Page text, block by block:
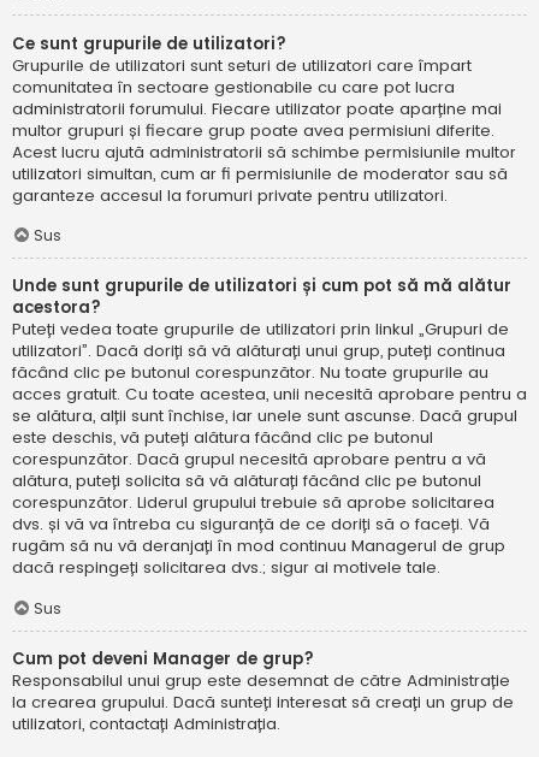
Ce sunt grupurile de utilizatori?
Grupurile de utilizatori sunt seturi de utilizatori care împart
comunitatea în sectoare gestionabile cu care pot lucra
administratorii forumului. Fiecare utilizator poate aparține mai
multor grupuri și fiecare grup poate avea permisiuni diferite.
Acest lucru ajută administratorii să schimbe permisiunile multor
utilizatori simultan, cum ar fi permisiunile de moderator sau să
garanteze accesul la forumuri private pentru utilizatori.
Sus
Unde sunt grupurile de utilizatori și cum pot să mă alătur
acestora?
Puteți vedea toate grupurile de utilizatori prin linkul „Grupuri de
utilizatori”. Dacă doriți să vă alăturați unui grup, puteți continua
făcând clic pe butonul corespunzător. Nu toate grupurile au
acces gratuit. Cu toate acestea, unii necesită aprobare pentru a
se alătura, alții sunt închise, iar unele sunt ascunse. Dacă grupul
este deschis, vă puteți alătura făcând clic pe butonul
corespunzător. Dacă grupul necesită aprobare pentru a vă
alătura, puteți solicita să vă alăturați făcând clic pe butonul
corespunzător. Liderul grupului trebuie să aprobe solicitarea
dvs. și vă va întreba cu siguranță de ce doriți să o faceți. Vă
rugăm să nu vă deranjați în mod continuu Managerul de grup
dacă respingeți solicitarea dvs.; sigur ai motivele tale.
Sus
Cum pot deveni Manager de grup?
Responsabilul unui grup este desemnat de către Administrație
la crearea grupului. Dacă sunteți interesat să creați un grup de
utilizatori, contactați Administrația.